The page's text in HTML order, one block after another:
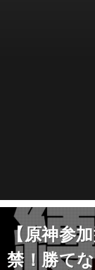
【原神参
禁！勝て